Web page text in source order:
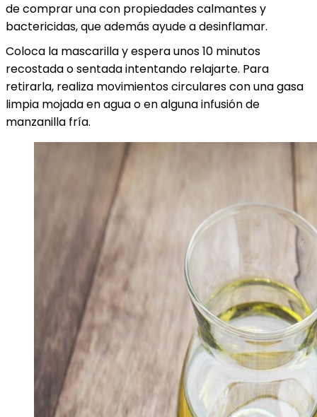
de comprar una con propiedades calmantes y
bactericidas, que además ayude a desinflamar.
Coloca la mascarilla y espera unos 10 minutos
recostada o sentada intentando relajarte. Para
retirarla, realiza movimientos circulares con una gasa
limpia mojada en agua o en alguna infusión de
manzanilla fría.